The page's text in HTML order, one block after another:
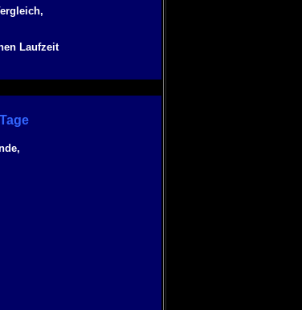
Laufzeit